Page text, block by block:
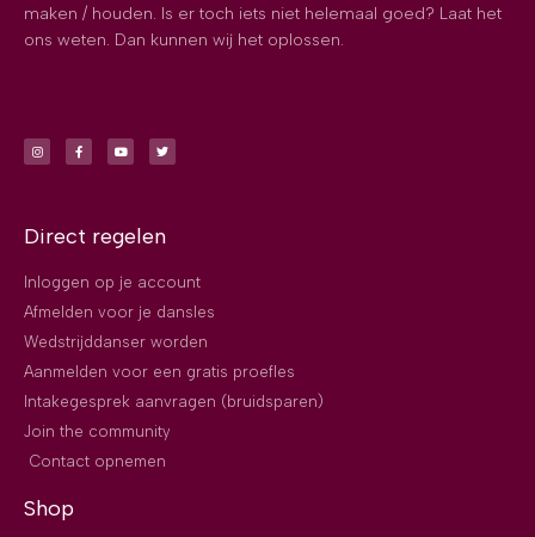
maken / houden. Is er toch iets niet helemaal goed? Laat het
ons weten. Dan kunnen wij het oplossen.
Direct regelen
Inloggen op je account
Afmelden voor je dansles
Wedstrijddanser worden
Aanmelden voor een gratis proefles
Intakegesprek aanvragen (bruidsparen)
Join the community
Contact opnemen
Shop